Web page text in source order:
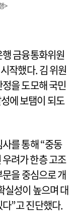
>
금융통화위원
작했다. 김 위원
을 도모해 국민
에 보탬이 되도
를 통해 “중동
려가 한층 고조
을 중심으로 개
실성이 높으며 대
”고 진단했다.